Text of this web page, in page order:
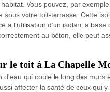
Vous pouvez, par
votre toit-terrasse. Cette
à l'utilisation d'un isolant à base
au béton, elle peut
le toit à La Chapelle
qui coule le long des murs
affecter la santé de ceux qui